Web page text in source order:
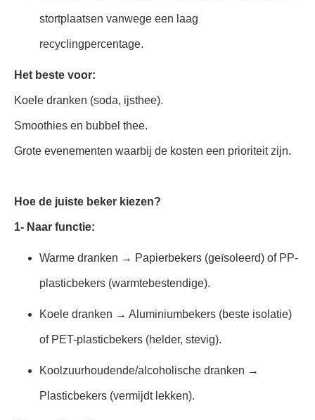
stortplaatsen vanwege een laag
recyclingpercentage.
Het beste voor:
Koele dranken (soda, ijsthee).
Smoothies en bubbel thee.
Grote evenementen waarbij de kosten een prioriteit zijn.
Hoe de juiste beker kiezen?
1- Naar functie:
Warme dranken → Papierbekers (geïsoleerd) of PP-
plasticbekers (warmtebestendige).
Koele dranken → Aluminiumbekers (beste isolatie)
of PET-plasticbekers (helder, stevig).
Koolzuurhoudende/alcoholische dranken →
Plasticbekers (vermijdt lekken).